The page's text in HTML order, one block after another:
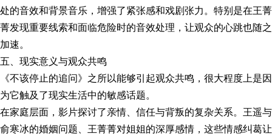
处的音效和背景音乐，增强了紧张感和戏剧张力。特别是在王菁
菁发现重要线索和面临危险时的音效处理，让观众的心跳也随之
加速。
五、现实意义与观众共鸣
《不该停止的追问》之所以能够引起观众共鸣，很大程度上是因
为它触及了现实生活中的敏感话题。
在家庭层面，影片探讨了亲情、信任与背叛的复杂关系。王遥与
俞寒冰的婚姻问题、王菁菁对姐姐的深厚感情，这些情感纠葛让